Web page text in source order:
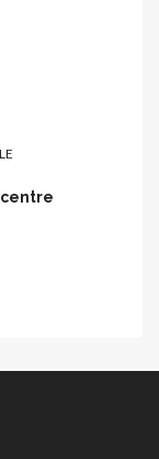
centre